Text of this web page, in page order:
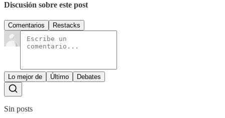
Discusión sobre este post
Comentarios Restacks
Lo mejor de Último Debates
Sin posts